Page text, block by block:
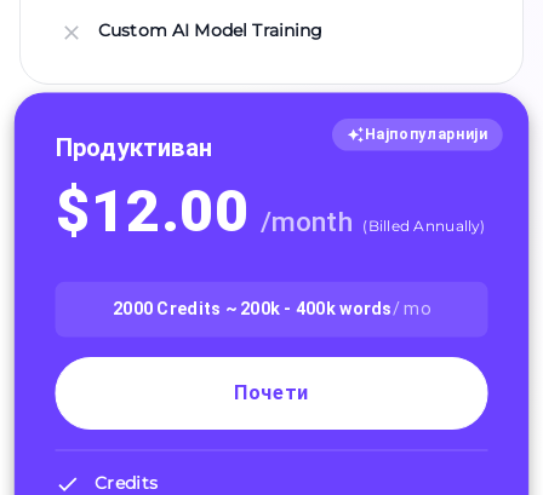
Custom AI Model Training
Најпопуларнији
Продуктиван
$12.00 /month (Billed Annually)
2000 Credits ~ 200k - 400kwords/ mo
Почети
Credits